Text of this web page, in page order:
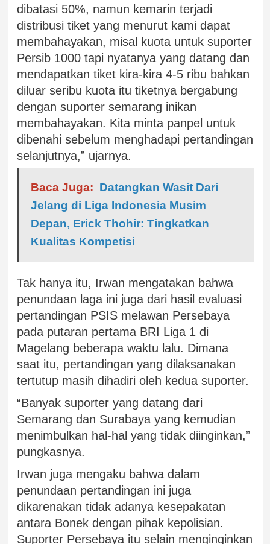
dibatasi 50%, namun kemarin terjadi
distribusi tiket yang menurut kami dapat
membahayakan, misal kuota untuk suporter
Persib 1000 tapi nyatanya yang datang dan
mendapatkan tiket kira-kira 4-5 ribu bahkan
diluar seribu kuota itu tiketnya bergabung
dengan suporter semarang inikan
membahayakan. Kita minta panpel untuk
dibenahi sebelum menghadapi pertandingan
selanjutnya,” ujarnya.
Baca Juga: Datangkan Wasit Dari
Jelang di Liga Indonesia Musim
Depan, Erick Thohir: Tingkatkan
Kualitas Kompetisi
Tak hanya itu, Irwan mengatakan bahwa
penundaan laga ini juga dari hasil evaluasi
pertandingan PSIS melawan Persebaya
pada putaran pertama BRI Liga 1 di
Magelang beberapa waktu lalu. Dimana
saat itu, pertandingan yang dilaksanakan
tertutup masih dihadiri oleh kedua suporter.
“Banyak suporter yang datang dari
Semarang dan Surabaya yang kemudian
menimbulkan hal-hal yang tidak diinginkan,”
pungkasnya.
Irwan juga mengaku bahwa dalam
penundaan pertandingan ini juga
dikarenakan tidak adanya kesepakatan
antara Bonek dengan pihak kepolisian.
Suporter Persebaya itu selain menginginkan